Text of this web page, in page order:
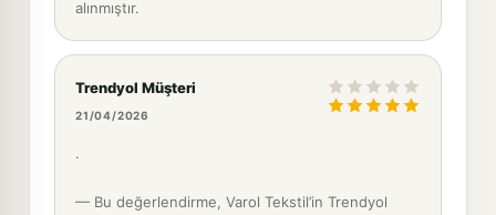
alınmıştır.
Trendyol Müşteri
21/04/2026
.
— Bu değerlendirme, Varol Tekstil’in Trendyol